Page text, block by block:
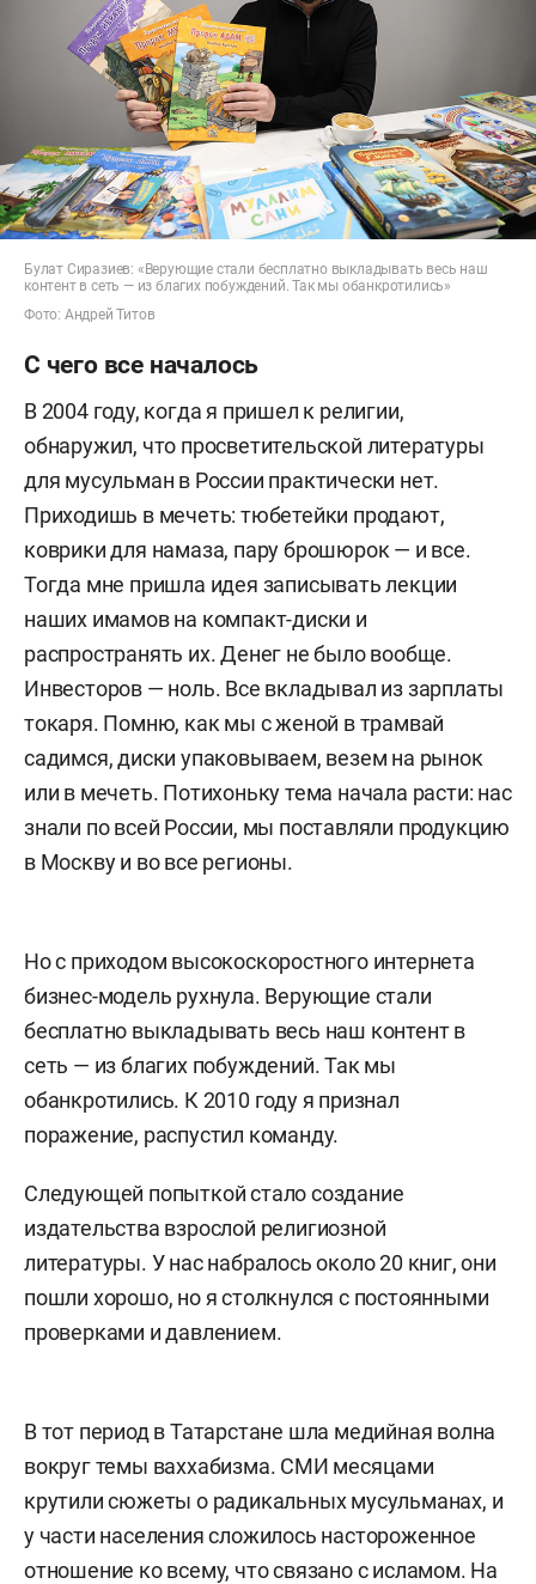
Булат Сиразиев: «Верующие стали бесплатно выкладывать весь наш
контент в сеть — из благих побуждений. Так мы обанкротились»
Фото: Андрей Титов
С чего все началось
В 2004 году, когда я пришел к религии,
обнаружил, что просветительской литературы
для мусульман в России практически нет.
Приходишь в мечеть: тюбетейки продают,
коврики для намаза, пару брошюрок — и все.
Тогда мне пришла идея записывать лекции
наших имамов на компакт-диски и
распространять их. Денег не было вообще.
Инвесторов — ноль. Все вкладывал из зарплаты
токаря. Помню, как мы с женой в трамвай
садимся, диски упаковываем, везем на рынок
или в мечеть. Потихоньку тема начала расти: нас
знали по всей России, мы поставляли продукцию
в Москву и во все регионы.
Но с приходом высокоскоростного интернета
бизнес-модель рухнула. Верующие стали
бесплатно выкладывать весь наш контент в
сеть — из благих побуждений. Так мы
обанкротились. К 2010 году я признал
поражение, распустил команду.
Следующей попыткой стало создание
издательства взрослой религиозной
литературы. У нас набралось около 20 книг, они
пошли хорошо, но я столкнулся с постоянными
проверками и давлением.
В тот период в Татарстане шла медийная волна
вокруг темы ваххабизма. СМИ месяцами
крутили сюжеты о радикальных мусульманах, и
у части населения сложилось настороженное
отношение ко всему, что связано с исламом. На